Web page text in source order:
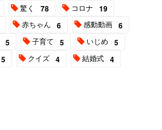
驚く 78 コロナ 19
赤ちゃん 6 感動動画 6
5 子育て 5 いじめ 5
5 クイズ 4 結婚式 4